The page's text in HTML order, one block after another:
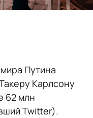
Путина
Карлсону
62 млн
Twitter).